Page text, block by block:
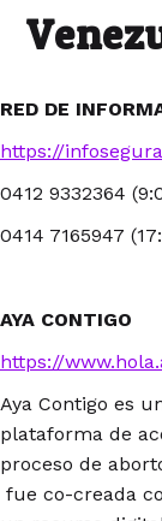
RED DE
https://
0412 9332364
0414 7165947
AYA CONTIGO
https://
Aya Contigo es
plataforma de
proceso de
fue co-creada